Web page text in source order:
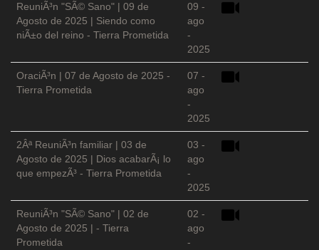
ReuniÃ³n "SÃ© Sano" | 09 de
Agosto de 2025 | Siendo como
niÃ±o del reino - Tierra Prometida
09 -
ago
-
2025
OraciÃ³n | 07 de Agosto de 2025 -
Tierra Prometida
07 -
ago
-
2025
2Âª ReuniÃ³n familiar | 03 de
Agosto de 2025 | Dios acabarÃ¡ lo
que empezÃ³ - Tierra Prometida
03 -
ago
-
2025
ReuniÃ³n "SÃ© Sano" | 02 de
Agosto de 2025 | - Tierra
Prometida
02 -
ago
-